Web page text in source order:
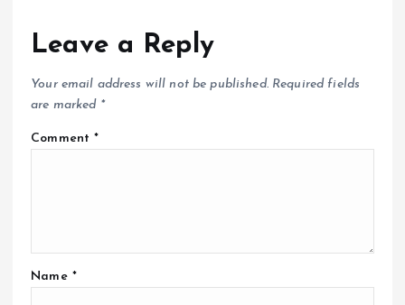
Leave a Reply
Your email address will not be published. Required fields
are marked *
Comment*
Name *